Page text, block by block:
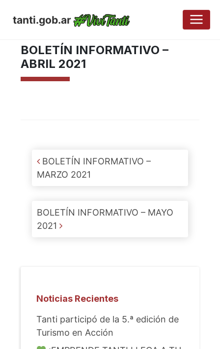
tanti.gob.ar
JUNIO 3, 2021
BOLETÍN INFORMATIVO –
ABRIL 2021
Post navigation
BOLETÍN INFORMATIVO –
MARZO 2021
BOLETÍN INFORMATIVO – MAYO
2021
Noticias Recientes
Tanti participó de la 5.ª edición de
Turismo en Acción